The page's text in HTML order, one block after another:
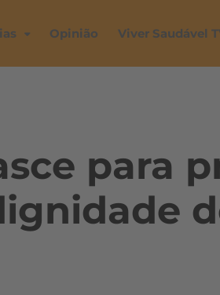
Opinião Viver Saudável
para